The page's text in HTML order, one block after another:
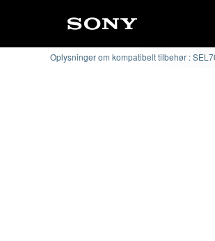
Oplysninger om kompatibelt tilbehør :